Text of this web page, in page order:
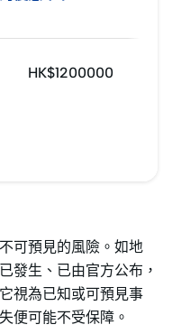
HK$1200000
可預見的風險。如地
發生、已由官方公布，
視為已知或可預見事
便可能不受保障。